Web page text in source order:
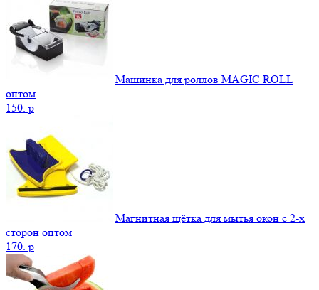
Машинка для роллов MAGIC ROLL
оптом
150. p
Магнитная щётка для мытья окон с 2-х
сторон оптом
170. p